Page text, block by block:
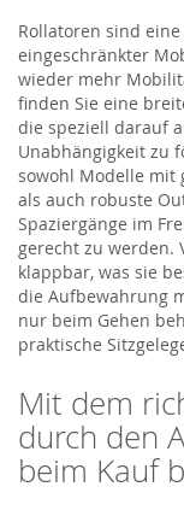
Rollatoren sind
eingeschränkter
wieder mehr
finden Sie eine
die speziell darauf
Unabhängigkeit zu
sowohl Modelle mit
als auch robuste
Spaziergänge im
gerecht zu werden.
klappbar, was sie
die Aufbewahrung
nur beim Gehen
praktische
Mit dem
durch den
beim Kauf